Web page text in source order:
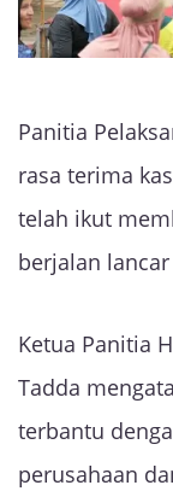
Panitia
rasa terima
telah ikut
berjalan
Ketua Panitia
Tadda
terbantu
perusahaan